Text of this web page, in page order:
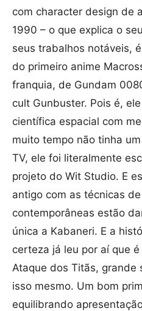
com character design de
1990 – o que explica o
seus trabalhos notáveis,
do primeiro anime
franquia, de Gundam
cult Gunbuster. Pois é,
científica espacial com
muito tempo não tinha
TV, ele foi literalmente
projeto do Wit Studio. E
antigo com as técnicas
contemporâneas estão
única a Kabaneri. E a
certeza já leu por aí que é
Ataque dos Titãs, grande
isso mesmo. Um bom
equilibrando